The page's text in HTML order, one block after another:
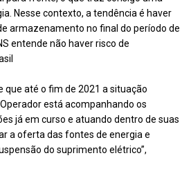
Nesse contexto, a tendência é haver
armazenamento no final do período de
entende não haver risco de
que até o fim de 2021 a situação
está acompanhando os
já em curso e atuando dentro de suas
a oferta das fontes de energia e
do suprimento elétrico”,